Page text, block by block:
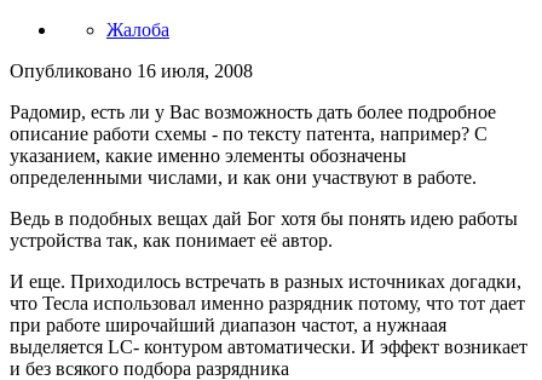
Жалоба
Опубликовано 16 июля, 2008
Радомир, есть ли у Вас возможность дать более подробное
описание работи схемы - по тексту патента, например? С
указанием, какие именно элементы обозначены
определенными числами, и как они участвуют в работе.
Ведь в подобных вещах дай Бог хотя бы понять идею работы
устройства так, как понимает её автор.
И еще. Приходилось встречать в разных источниках догадки,
что Тесла использовал именно разрядник потому, что тот дает
при работе широчайший диапазон частот, а нужнаая
выделяется LC- контуром автоматически. И эффект возникает
и без всякого подбора разрядника